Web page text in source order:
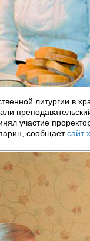
литургии в
участие
сообщаетсайт